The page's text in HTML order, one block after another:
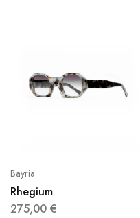
Bayria
Rhegium
275,00 €